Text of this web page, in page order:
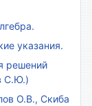
указания.
решений
С.Ю.)
О.В., Скиба